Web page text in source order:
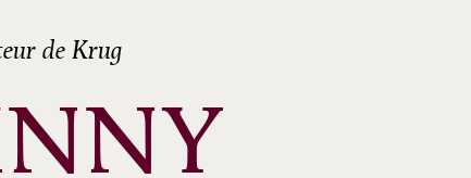
de Krug